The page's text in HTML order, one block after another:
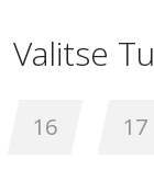
Valitse
16 17